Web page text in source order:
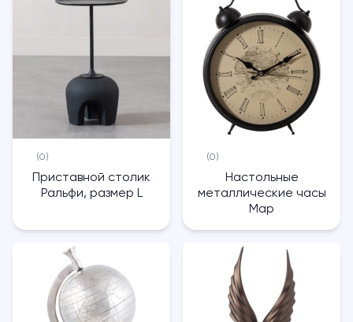
(0)
Приставной столик
Ральфи, размер L
(0)
Настольные
металлические часы
Map